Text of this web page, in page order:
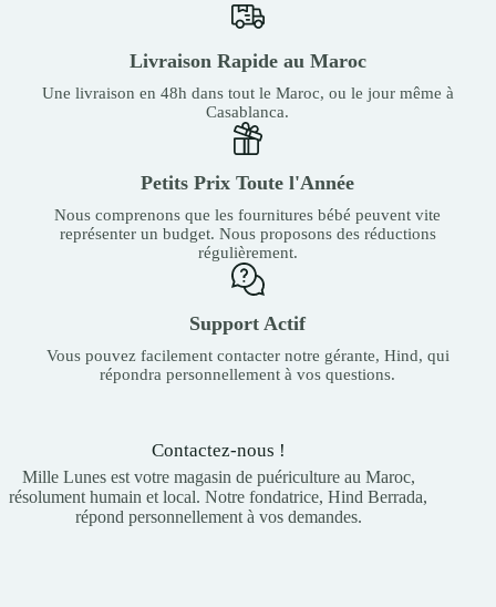
Livraison Rapide au Maroc
Une livraison en 48h dans tout le Maroc, ou le jour même à
Casablanca.
Petits Prix Toute l'Année
Nous comprenons que les fournitures bébé peuvent vite
représenter un budget. Nous proposons des réductions
régulièrement.
Support Actif
Vous pouvez facilement contacter notre gérante, Hind, qui
répondra personnellement à vos questions.
Contactez-nous !
Mille Lunes est votre magasin de puériculture au Maroc,
résolument humain et local. Notre fondatrice, Hind Berrada,
répond personnellement à vos demandes.